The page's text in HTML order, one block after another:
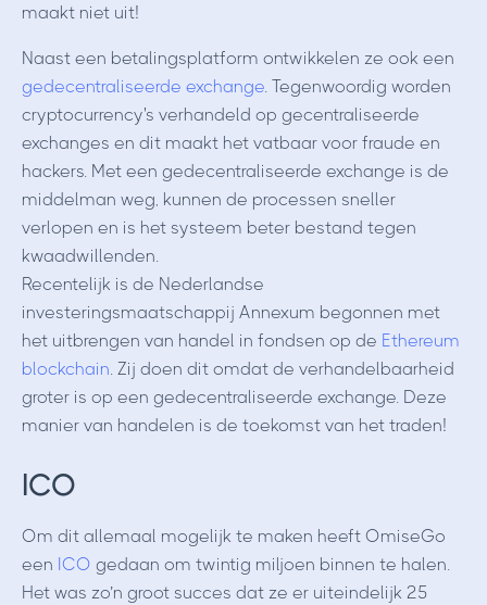
maakt niet uit!
Naast een betalingsplatform ontwikkelen ze ook een
gedecentraliseerde exchange . Tegenwoordig worden
cryptocurrency's verhandeld op gecentraliseerde
exchanges en dit maakt het vatbaar voor fraude en
hackers. Met een gedecentraliseerde exchange is de
middelman weg, kunnen de processen sneller
verlopen en is het systeem beter bestand tegen
kwaadwillenden.
Recentelijk is de Nederlandse
investeringsmaatschappij Annexum begonnen met
het uitbrengen van handel in fondsen op de Ethereum
blockchain . Zij doen dit omdat de verhandelbaarheid
groter is op een gedecentraliseerde exchange. Deze
manier van handelen is de toekomst van het traden!
ICO
Om dit allemaal mogelijk te maken heeft OmiseGo
een ICO gedaan om twintig miljoen binnen te halen.
Het was zo’n groot succes dat ze er uiteindelijk 25